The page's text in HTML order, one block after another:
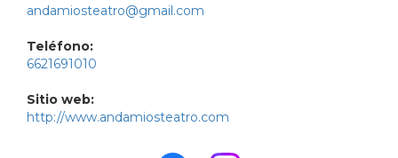
andamiosteatro@gmail.com
Teléfono:
6621691010
Sitio web:
http://www.andamiosteatro.com